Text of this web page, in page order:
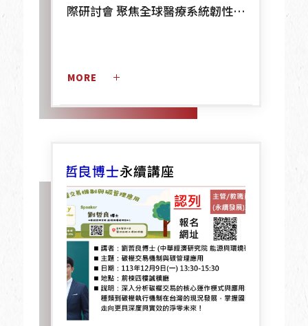
際研討會 聚焦全球醫療系統韌性與
MORE